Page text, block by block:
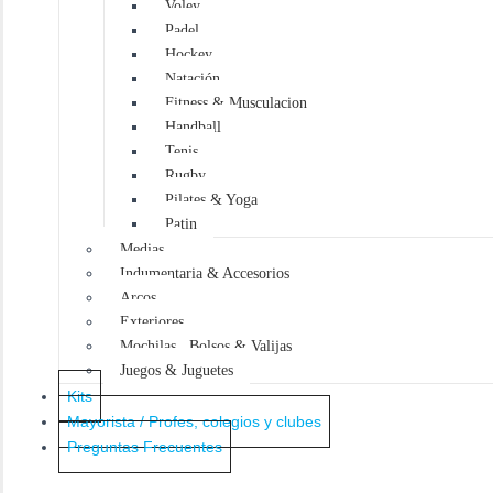
Voley
Padel
Hockey
Natación
Fitness & Musculacion
Handball
Tenis
Rugby
Pilates & Yoga
Patin
Medias
Indumentaria & Accesorios
Arcos
Exteriores
Mochilas , Bolsos & Valijas
Juegos & Juguetes
Kits
Mayorista / Profes, colegios y clubes
Preguntas Frecuentes